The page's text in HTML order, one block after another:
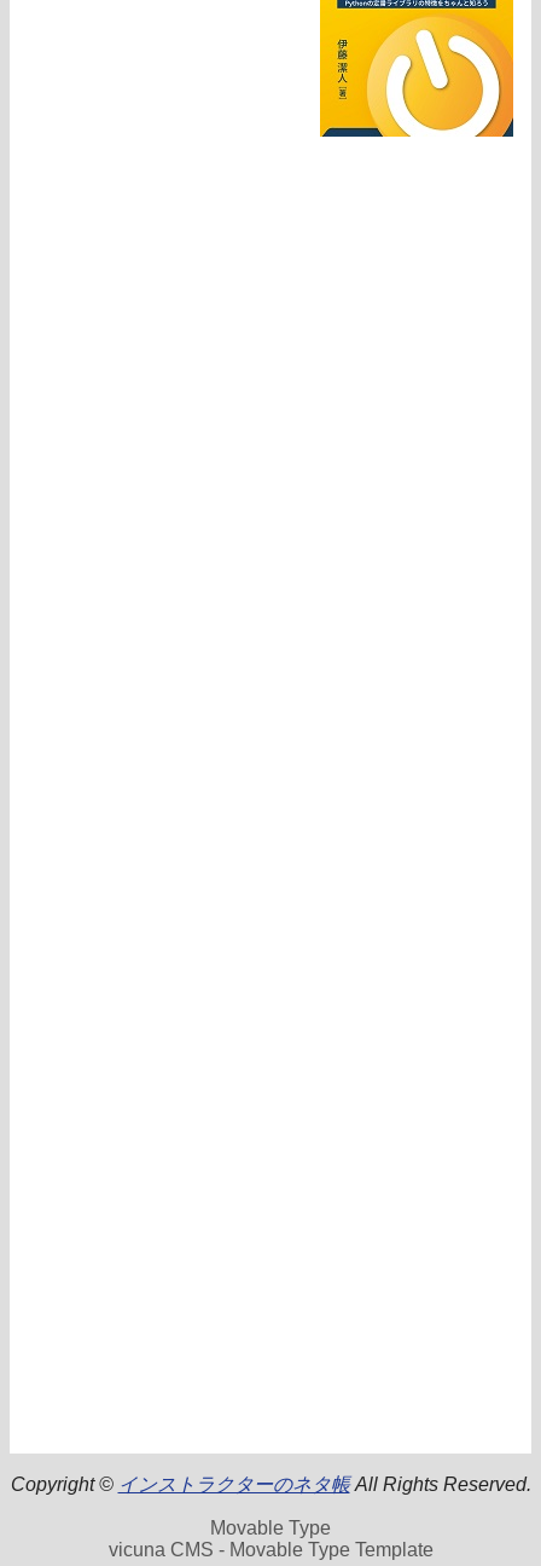
Copyright © インストラクターのネタ帳All Rights Reserved.
Movable Type
vicuna CMS - Movable Type Template